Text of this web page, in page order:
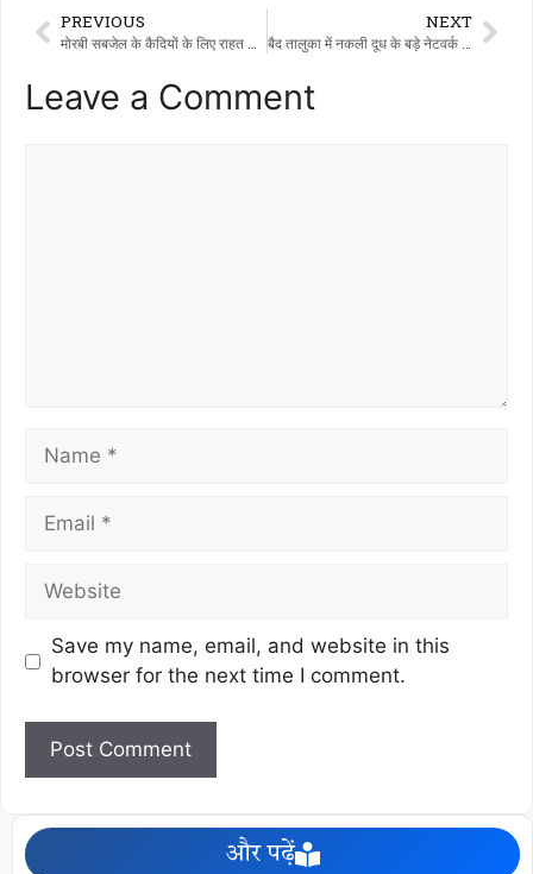
PREVIOUS
मोरबी सबजेल के कैदियों के लिए राहत की खबर: जेल प्रशासन ने अत्याधुनिक कैंटीन सुविधा का उद्घाटन किया
NEXT
बैद तालुका में नकली दूध के बड़े नेटवर्क का भंडाफोड़: संदेह के घेरे में दो व्यक्ति प्रतिदिन चार मंडलों में 8 लाख दूध की आपूर्ति करते थे
Leave a Comment
Save my name, email, and website in this
browser for the next time I comment.
और पढ़ें